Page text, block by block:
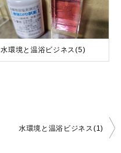
水環境と温浴ビジネス(5)
水環境と温浴ビジネス(1)